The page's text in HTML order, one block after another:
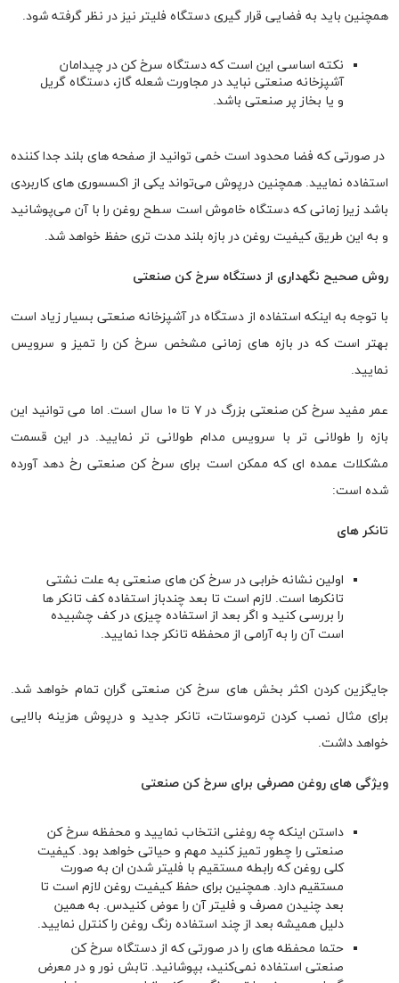
همچنین باید به فضایی قرار گیری دستگاه فلیتر نیز در نظر گرفته شود.
نکته اساسی این است که دستگاه سرخ کن در چیدامان
آشپزخانه صنعتی نباید در مجاورت شعله گاز، دستگاه گریل
و یا بخاز پر صنعتی باشد.
در صورتی که فضا محدود است خمی توانید از صفحه های بلند جدا کننده
استفاده نمایید. همچنین درپوش می‌تواند یکی از اکسسوری های کاربردی
باشد زیرا زمانی که دستگاه خاموش است سطح روغن را با آن می‌پوشانید
و به این طریق کیفیت روغن در بازه بلند مدت تری حفظ خواهد شد.
روش صحیح نگهداری از دستگاه سرخ کن صنعتی
با توجه به اینکه استفاده از دستگاه در آشپزخانه صنعتی بسیار زیاد است
بهتر است که در بازه های زمانی مشخص سرخ کن را تمیز و سرویس
نمایید.
عمر مفید سرخ کن صنعتی بزرگ در ۷ تا ۱۰ سال است. اما می توانید این
بازه را طولانی تر با سرویس مدام طولانی تر نمایید. در این قسمت
مشکلات عمده ای که ممکن است برای سرخ کن صنعتی رخ دهد آورده
شده است:
تانکر های
اولین نشانه خرابی در سرخ کن های صنعتی به علت نشتی
تانکرها است. لازم است تا بعد چندباز استفاده کف تانکر ها
را بررسی کنید و اگر بعد از استفاده چیزی در کف چشبیده
است آن را به آرامی از محفظه تانکر جدا نمایید.
جایگزین کردن اکثر بخش های سرخ کن صنعتی گران تمام خواهد شد.
برای مثال نصب کردن ترموستات، تانکر جدید و درپوش هزینه بالایی
خواهد داشت.
ویژگی های روغن مصرفی برای سرخ کن صنعتی
داستن اینکه چه روغنی انتخاب نمایید و محفظه سرخ کن
صنعتی را چطور تمیز کنید مهم و حیاتی خواهد بود. کیفیت
کلی روغن که رابطه مستقیم با فلیتر شدن ان به صورت
مستقیم دارد. همچنین برای حفظ کیفیت روغن لازم است تا
بعد چنیدن مصرف و فلیتر آن را عوض کنیدس. به همین
دلیل همیشه بعد از چند استفاده رنگ روغن را کنترل نمایید.
حتما محفظه های را در صورتی که از دستگاه سرخ کن
صنعتی استفاده نمی‌کنید، بپوشانید. تابش نور و در معرض